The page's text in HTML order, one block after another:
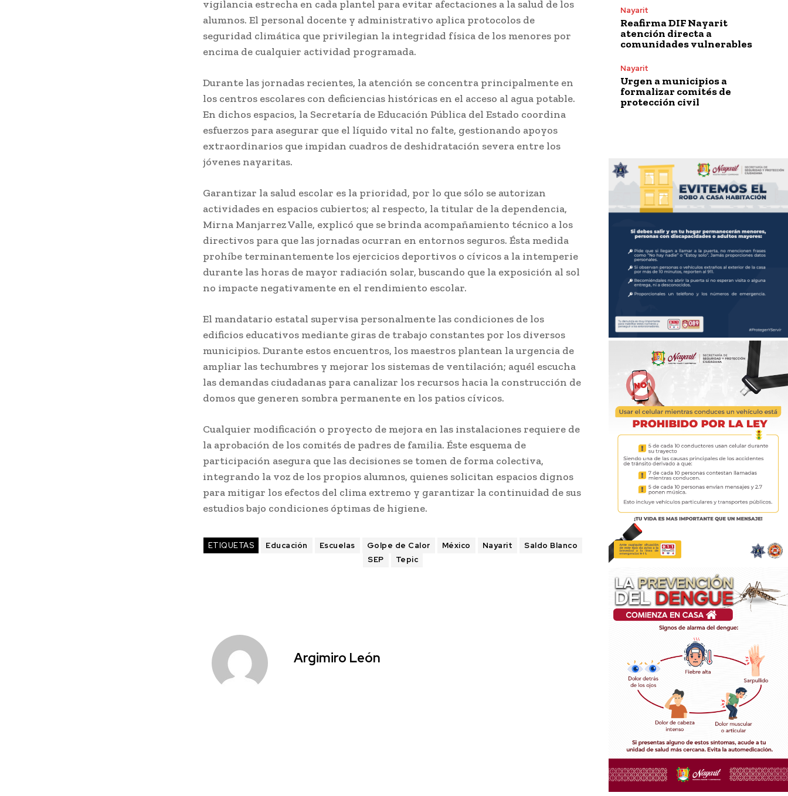
vigilancia estrecha en cada plantel para evitar afectaciones a la salud de los
alumnos. El personal docente y administrativo aplica protocolos de
seguridad climática que privilegian la integridad física de los menores por
encima de cualquier actividad programada.
Durante las jornadas recientes, la atención se concentra principalmente en
los centros escolares con deficiencias históricas en el acceso al agua potable.
En dichos espacios, la Secretaría de Educación Pública del Estado coordina
esfuerzos para asegurar que el líquido vital no falte, gestionando apoyos
extraordinarios que impidan cuadros de deshidratación severa entre los
jóvenes nayaritas.
Garantizar la salud escolar es la prioridad, por lo que sólo se autorizan
actividades en espacios cubiertos; al respecto, la titular de la dependencia,
Mirna Manjarrez Valle, explicó que se brinda acompañamiento técnico a los
directivos para que las jornadas ocurran en entornos seguros. Ésta medida
prohíbe terminantemente los ejercicios deportivos o cívicos a la intemperie
durante las horas de mayor radiación solar, buscando que la exposición al sol
no impacte negativamente en el rendimiento escolar.
El mandatario estatal supervisa personalmente las condiciones de los
edificios educativos mediante giras de trabajo constantes por los diversos
municipios. Durante estos encuentros, los maestros plantean la urgencia de
ampliar las techumbres y mejorar los sistemas de ventilación; aquél escucha
las demandas ciudadanas para canalizar los recursos hacia la construcción de
domos que generen sombra permanente en los patios cívicos.
Cualquier modificación o proyecto de mejora en las instalaciones requiere de
la aprobación de los comités de padres de familia. Éste esquema de
participación asegura que las decisiones se tomen de forma colectiva,
integrando la voz de los propios alumnos, quienes solicitan espacios dignos
para mitigar los efectos del clima extremo y garantizar la continuidad de sus
estudios bajo condiciones óptimas de higiene.
ETIQUETAS Educación Escuelas Golpe de Calor México Nayarit
Saldo Blanco
SEP
Tepic
Argimiro León
Nayarit
Reafirma DIF Nayarit
atención directa a
comunidades vulnerables
Nayarit
Urgen a municipios a
formalizar comités de
protección civil